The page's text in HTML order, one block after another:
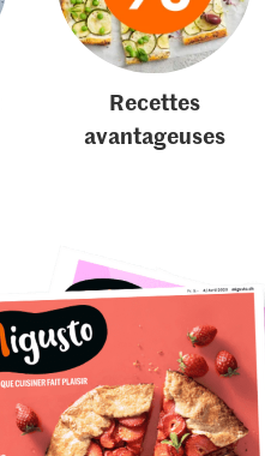
Recettes
avantageuses